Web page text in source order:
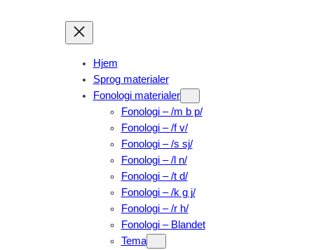
Hjem
Sprog materialer
Fonologi materialer
Fonologi – /m b p/
Fonologi – /f v/
Fonologi – /s sj/
Fonologi – /l n/
Fonologi – /t d/
Fonologi – /k g j/
Fonologi – /r h/
Fonologi – Blandet
Tema